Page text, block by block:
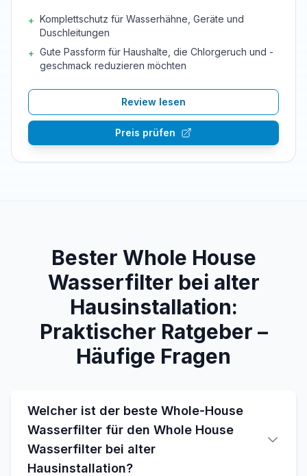
+ Komplettschutz für Wasserhähne, Geräte und
Duschleitungen
+ Gute Passform für Haushalte, die Chlorgeruch und -
geschmack reduzieren möchten
Review lesen
Preis prüfen
Bester Whole House
Wasserfilter bei alter
Hausinstallation:
Praktischer Ratgeber –
Häufige Fragen
Welcher ist der beste Whole-House
Wasserfilter für den Whole House
Wasserfilter bei alter
Hausinstallation?